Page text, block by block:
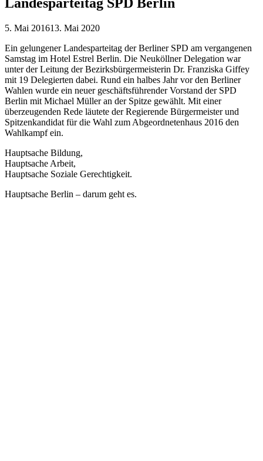
5. Mai 201613. Mai 2020
Ein gelungener Landesparteitag der Berliner SPD am vergangenen
Samstag im Hotel Estrel Berlin. Die Neuköllner Delegation war
unter der Leitung der Bezirksbürgermeisterin Dr. Franziska Giffey
mit 19 Delegierten dabei. Rund ein halbes Jahr vor den Berliner
Wahlen wurde ein neuer geschäftsführender Vorstand der SPD
Berlin mit Michael Müller an der Spitze gewählt. Mit einer
überzeugenden Rede läutete der Regierende Bürgermeister und
Spitzenkandidat für die Wahl zum Abgeordnetenhaus 2016 den
Wahlkampf ein.
Hauptsache Bildung,
Hauptsache Arbeit,
Hauptsache Soziale Gerechtigkeit.
Hauptsache Berlin – darum geht es.